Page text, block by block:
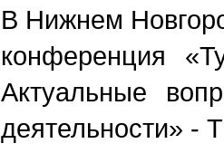
В Нижнем
конференция
Актуальные
деятельности» -